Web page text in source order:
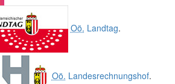
Oö. Landtag.
Oö. Landesrechnungshof.